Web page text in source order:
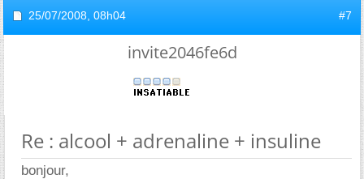
25/07/2008, 08h04 #7
invite2046fe6d
Re : alcool + adrenaline + insuline
bonjour,